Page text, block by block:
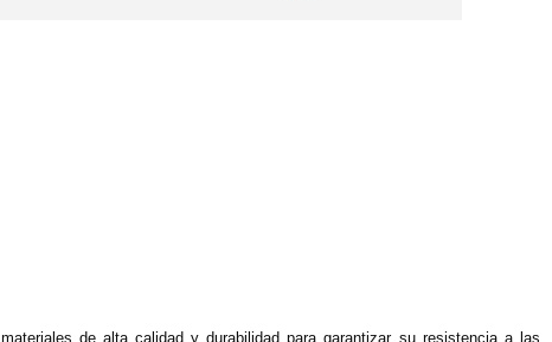
de alta calidad y durabilidad para garantizar su resistencia a las